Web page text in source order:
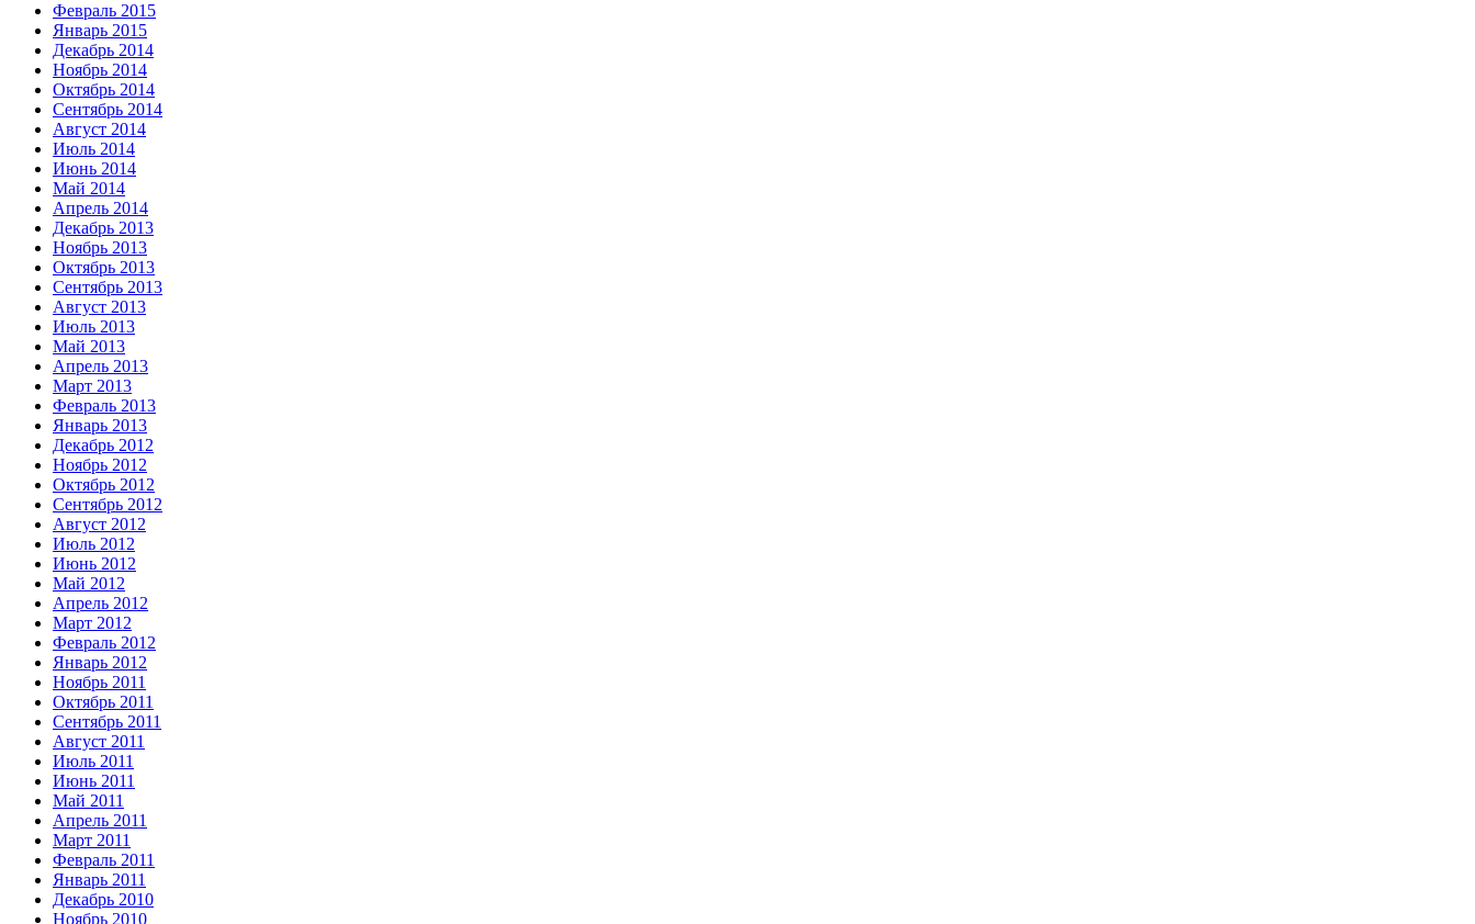
Февраль 2015
Январь 2015
Декабрь 2014
Ноябрь 2014
Октябрь 2014
Сентябрь 2014
Август 2014
Июль 2014
Июнь 2014
Май 2014
Апрель 2014
Декабрь 2013
Ноябрь 2013
Октябрь 2013
Сентябрь 2013
Август 2013
Июль 2013
Май 2013
Апрель 2013
Март 2013
Февраль 2013
Январь 2013
Декабрь 2012
Ноябрь 2012
Октябрь 2012
Сентябрь 2012
Август 2012
Июль 2012
Июнь 2012
Май 2012
Апрель 2012
Март 2012
Февраль 2012
Январь 2012
Ноябрь 2011
Октябрь 2011
Сентябрь 2011
Август 2011
Июль 2011
Июнь 2011
Май 2011
Апрель 2011
Март 2011
Февраль 2011
Январь 2011
Декабрь 2010
Ноябрь 2010